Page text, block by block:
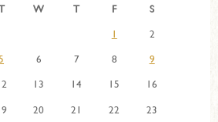
W T F
S
1
2
6 7 8
9
13 14 15
16
20 21 22 23